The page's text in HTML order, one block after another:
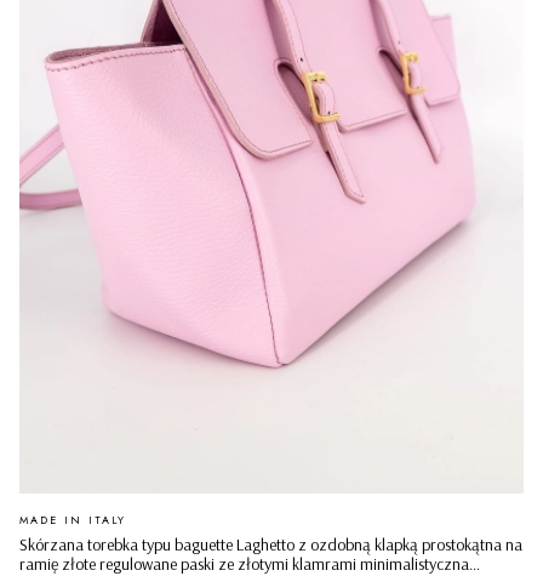
Skórzana torebka typu baguette Laghetto z ozdobną klapką prostokątna na
ramię złote regulowane paski ze złotymi klamrami minimalistyczna
PRODUCENT
MADE IN ITALY